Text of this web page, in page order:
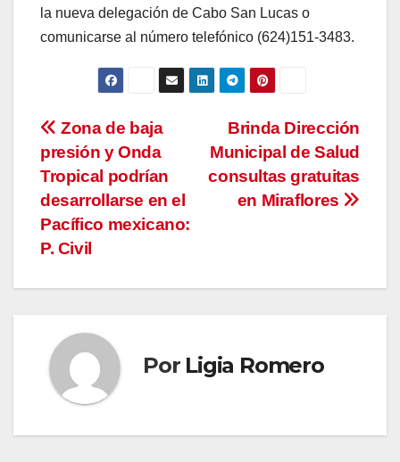
la nueva delegación de Cabo San Lucas o
comunicarse al número telefónico (624)151-3483.
Navegación
de
entradas
Brinda Dirección
Municipal de Salud
consultas gratuitas
en Miraflores
Zona de baja
presión y Onda
Tropical podrían
desarrollarse en el
Pacífico mexicano:
P. Civil
Por Ligia Romero